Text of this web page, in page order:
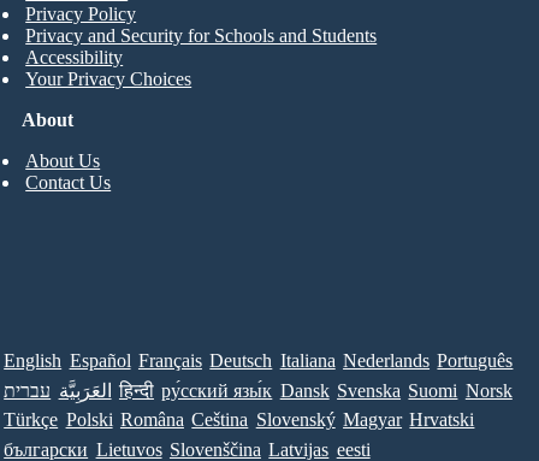
About
About Us
Contact Us
Privacy Policy
Privacy and Security for Schools and Students
Accessibility
Your Privacy Choices
English Español Français Deutsch Italiana Nederlands Português
עברית العَرَبِيَّة हिन्दी ру́сский язы́к Dansk Svenska Suomi Norsk
Türkçe Polski Româna Ceština Slovenský Magyar Hrvatski
български Lietuvos Slovenščina Latvijas eesti